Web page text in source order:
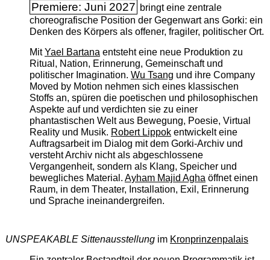
Premiere: Juni 2027 bringt eine zentrale
choreografische Position der Gegenwart ans Gorki: ein
Denken des Körpers als offener, fragiler, politischer Ort.
MitYael Bartanaentsteht eine neue Produktion zu
Ritual, Nation, Erinnerung, Gemeinschaft und
politischer Imagination. Wu Tsang und ihre Company
Moved by Motion nehmen sich eines klassischen
Stoffs an, spüren die poetischen und philosophischen
Aspekte auf und verdichten sie zu einer
phantastischen Welt aus Bewegung, Poesie, Virtual
Reality und Musik. Robert Lippokentwickelt eine
Auftragsarbeit im Dialog mit dem Gorki-Archiv und
versteht Archiv nicht als abgeschlossene
Vergangenheit, sondern als Klang, Speicher und
bewegliches Material. Ayham Majid Aghaöffnet einen
Raum, in dem Theater, Installation, Exil, Erinnerung
und Sprache ineinandergreifen.
UNSPEAKABLE Sittenausstellungim Kronprinzenpalais